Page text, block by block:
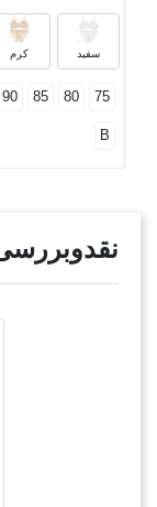
سفید کرم
75
80
85
90
B